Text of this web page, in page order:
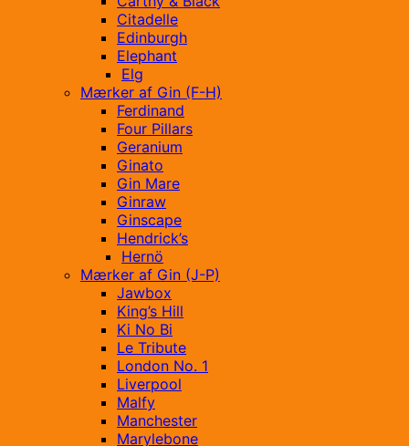
Citadelle
Edinburgh
Elephant
Elg
Mærker af Gin (F-H)
Ferdinand
Four Pillars
Geranium
Ginato
Gin Mare
Ginraw
Ginscape
Hendrick’s
Hernö
Mærker af Gin (J-P)
Jawbox
King’s Hill
Ki No Bi
Le Tribute
London No. 1
Liverpool
Malfy
Manchester
Marylebone